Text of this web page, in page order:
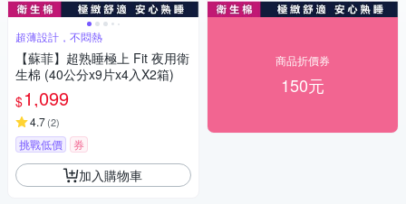
超薄設計，不悶熱
【蘇菲】超熟睡極上 Fit 夜用衛
生棉 (40公分x9片x4入X2箱)
$1,099
4.7(2)
挑戰低價 券
加入購物車
商品折價券
150元